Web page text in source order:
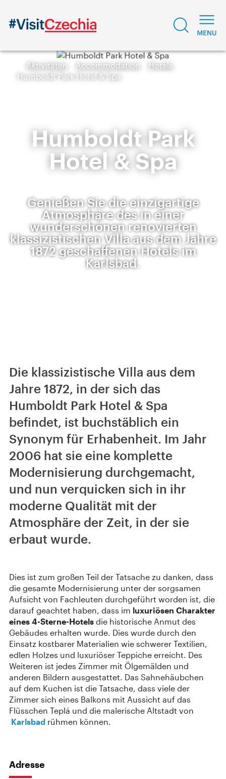
Aktivitäten Accommodation
Hotels
Humboldt Park Hotel & Spa
Humboldt Park
Hotel & Spa
Genießen Sie die einzigartige
Atmosphäre des in einer
wunderschönen renovierten
klassizistischen Villa aus dem Jahre
1872 geschaffenen Hotels im
Karlsbad.
Die klassizistische Villa aus dem
Jahre 1872, in der sich das
Humboldt Park Hotel & Spa
befindet, ist buchstäblich ein
Synonym für Erhabenheit. Im Jahr
2006 hat sie eine komplette
Modernisierung durchgemacht,
und nun verquicken sich in ihr
moderne Qualität mit der
Atmosphäre der Zeit, in der sie
erbaut wurde.
Dies ist zum großen Teil der Tatsache zu danken, dass
die gesamte Modernisierung unter der sorgsamen
Aufsicht von Fachleuten durchgeführt worden ist, die
darauf geachtet haben, dass im luxuriösen Charakter
eines 4-Sterne-Hotels die historische Anmut des
Gebäudes erhalten wurde. Dies wurde durch den
Einsatz kostbarer Materialien wie schwerer Textilien,
edlen Holzes und luxuriöser Teppiche erreicht. Des
Weiteren ist jedes Zimmer mit Ölgemälden und
anderen Bildern ausgestattet. Das Sahnehäubchen
auf dem Kuchen ist die Tatsache, dass viele der
Zimmer sich eines Balkons mit Aussicht auf das
Flüsschen Teplá und die malerische Altstadt von
Karlsbad rühmen können.
Adresse